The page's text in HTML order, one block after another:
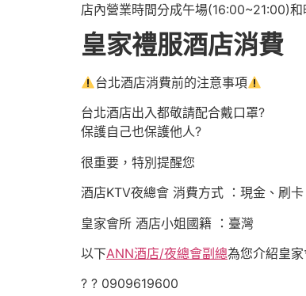
店內營業時間分成午場(16:00~21:00)
皇家禮服酒店消費
台北酒店消費前的注意事項
台北酒店出入都敬請配合戴口罩?
保護自己也保護他人?
很重要，特別提醒您
酒店KTV夜總會 消費方式 ：現金、刷卡
皇家會所 酒店小姐國籍 ：臺灣
以下ANN酒店/夜總會副總為您介紹皇
? ? 0909619600